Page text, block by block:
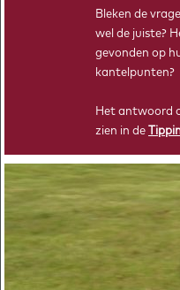
Berekeningen maken over
Wiskunde is essentieel om
kloppend model te vangen.
Bleken de
wel de juiste?
gevonden op
kantelpunten?
Het antwoord
zien in de